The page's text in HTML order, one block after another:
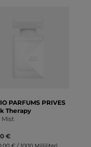
PARFUMS PRIVES
Therapy
Mist
€